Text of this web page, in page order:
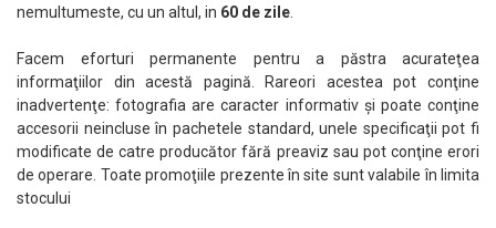
nemultumeste, cu un altul, in 60 de zile.
Facem eforturi permanente pentru a păstra acurateţea
informaţiilor din acestă pagină. Rareori acestea pot conţine
inadvertenţe: fotografia are caracter informativ şi poate conţine
accesorii neincluse în pachetele standard, unele specificaţii pot fi
modificate de catre producător fără preaviz sau pot conţine erori
de operare. Toate promoţiile prezente în site sunt valabile în limita
stocului